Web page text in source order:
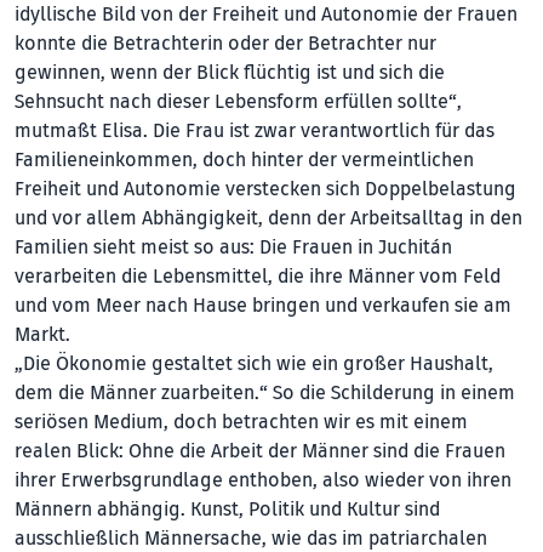
idyllische Bild von der Freiheit und Autonomie der Frauen
konnte die Betrachterin oder der Betrachter nur
gewinnen, wenn der Blick flüchtig ist und sich die
Sehnsucht nach dieser Lebensform erfüllen sollte“,
mutmaßt Elisa. Die Frau ist zwar verantwortlich für das
Familieneinkommen, doch hinter der vermeintlichen
Freiheit und Autonomie verstecken sich Doppelbelastung
und vor allem Abhängigkeit, denn der Arbeitsalltag in den
Familien sieht meist so aus: Die Frauen in Juchitán
verarbeiten die Lebensmittel, die ihre Männer vom Feld
und vom Meer nach Hause bringen und verkaufen sie am
Markt.
„Die Ökonomie gestaltet sich wie ein großer Haushalt,
dem die Männer zuarbeiten.“ So die Schilderung in einem
seriösen Medium, doch betrachten wir es mit einem
realen Blick: Ohne die Arbeit der Männer sind die Frauen
ihrer Erwerbsgrundlage enthoben, also wieder von ihren
Männern abhängig. Kunst, Politik und Kultur sind
ausschließlich Männersache, wie das im patriarchalen